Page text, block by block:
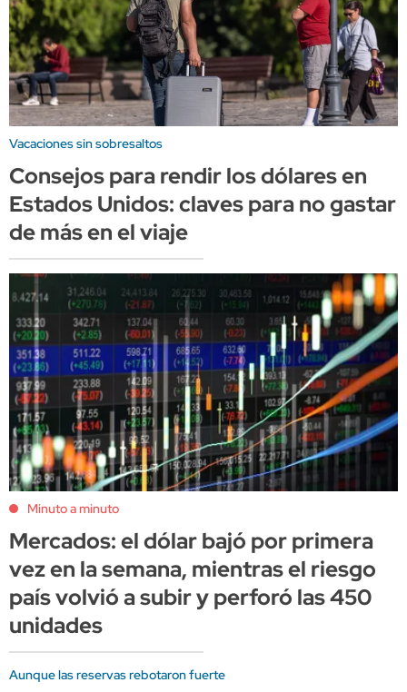
Vacaciones sin sobresaltos
Consejos para rendir los dólares en
Estados Unidos: claves para no gastar
de más en el viaje
Minuto a minuto
Mercados: el dólar bajó por primera
vez en la semana, mientras el riesgo
país volvió a subir y perforó las 450
unidades
Aunque las reservas rebotaron fuerte